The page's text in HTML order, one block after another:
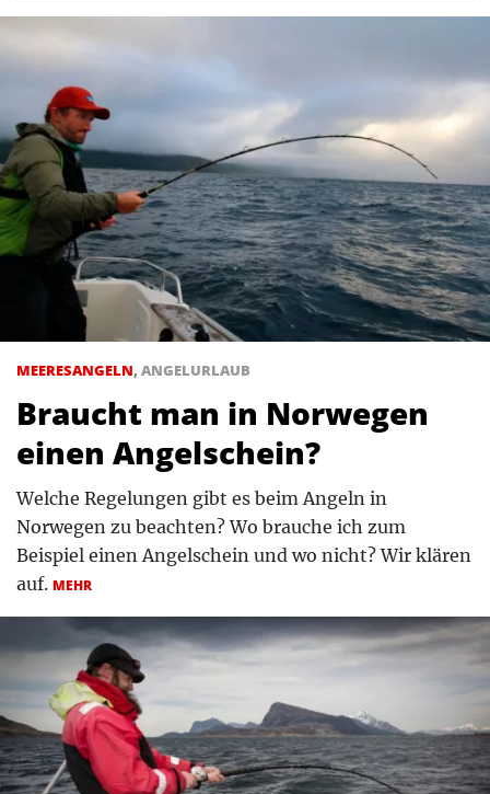
MEERESANGELN, ANGELURLAUB
Braucht man in Norwegen
einen Angelschein?
Welche Regelungen gibt es beim Angeln in
Norwegen zu beachten? Wo brauche ich zum
Beispiel einen Angelschein und wo nicht? Wir klären
auf. MEHR